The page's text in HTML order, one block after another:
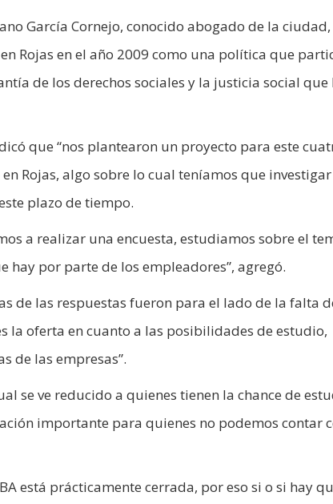
García Cornejo, conocido abogado de la ciudad,
Rojas en el año 2009 como una política que
de los derechos sociales y la justicia social que
que “nos plantearon un proyecto para este
Rojas, algo sobre lo cual teníamos que
plazo de tiempo.
a realizar una encuesta, estudiamos sobre el
por parte de los empleadores”, agregó.
de las respuestas fueron para el lado de la falta
la oferta en cuanto a las posibilidades de estudio,
de las empresas”.
se ve reducido a quienes tienen la chance de
importante para quienes no podemos contar
está prácticamente cerrada, por eso si o si hay